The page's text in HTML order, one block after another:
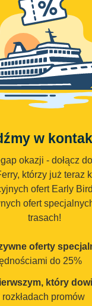
w
okazji - dołącz
którzy już teraz
ofert Early
ofert
trasach!
oferty
do 25%
który
promów